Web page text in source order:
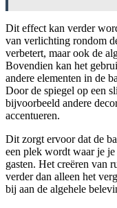
Dit effect kan verder
van verlichting rondom
verbetert, maar ook de
Bovendien kan het
andere elementen in de
Door de spiegel op een
bijvoorbeeld andere
accentueren.
Dit zorgt ervoor dat de
een plek wordt waar je
gasten. Het creëren van
verder dan alleen het
bij aan de algehele